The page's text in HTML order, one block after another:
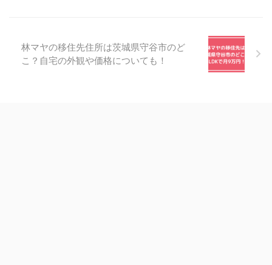
林マヤの移住先住所は茨城県守谷市のど
こ？自宅の外観や価格についても！